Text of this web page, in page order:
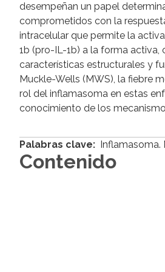
desempeñan un papel
comprometidos con la
intracelular que permite la
1b (pro-IL-1b) a la forma
características estructurales y
Muckle-Wells (MWS), la fiebre
rol del inflamasoma en estas
conocimiento de los
Palabras clave: Inflamasoma.
Contenido